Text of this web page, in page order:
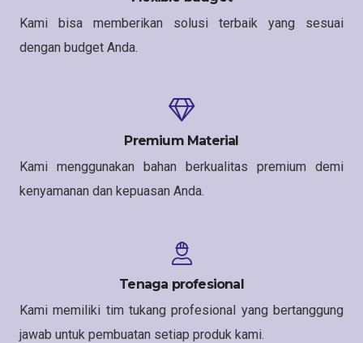
Kami bisa memberikan solusi terbaik yang sesuai
dengan budget Anda.
Premium Material
Kami menggunakan bahan berkualitas premium demi
kenyamanan dan kepuasan Anda.
Tenaga profesional
Kami memiliki tim tukang profesional yang bertanggung
jawab untuk pembuatan setiap produk kami.